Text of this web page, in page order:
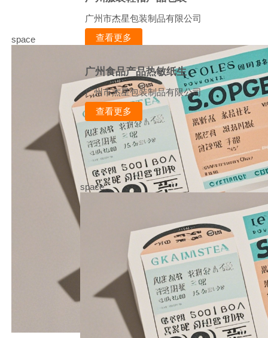
广州市杰星包装制品有限公司
查看更多
space
广州食品产品热敏纸生
广州市杰星包装制品有限公司
查看更多
space